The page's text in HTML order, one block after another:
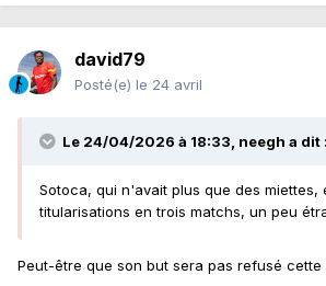
david79
Posté(e) le 24 avril
Le 24/04/2026 à 18:33, neegh a dit :
Sotoca, qui n'avait plus que des miettes,
titularisations en trois matchs, un peu
Peut-être que son but sera pas refusé cette